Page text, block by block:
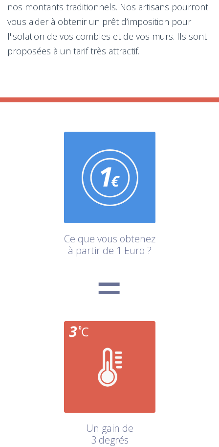
nos montants traditionnels. Nos artisans pourront
vous aider à obtenir un prêt d’imposition pour
l'isolation de vos combles et de vos murs. Ils sont
proposées à un tarif très attractif.
Ce que vous obtenez
à partir de 1 Euro ?
Un gain de
3 degrés